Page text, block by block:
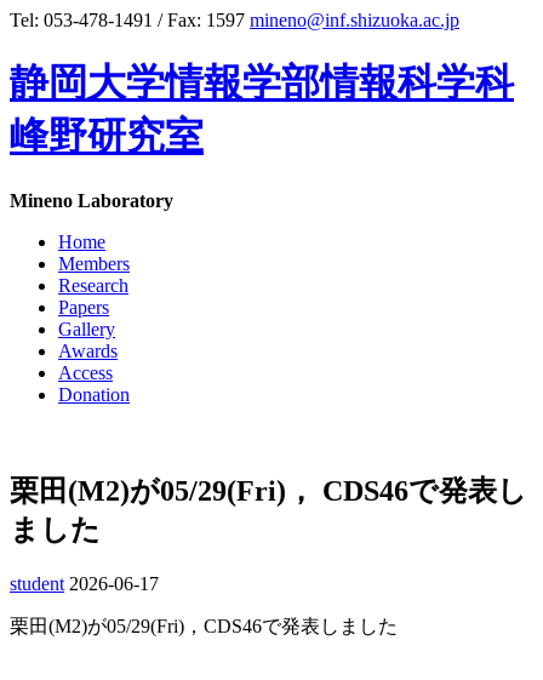
Tel: 053-478-1491 / Fax: 1597 mineno@inf.shizuoka.ac.jp
静岡大学情報学部情報科学科
峰野研究室
Mineno Laboratory
Home
Members
Research
Papers
Gallery
Awards
Access
Donation
栗田(M2)が05/29(Fri)， CDS46で発表し
ました
student 2026-06-17
栗田(M2)が05/29(Fri)，CDS46で発表しました